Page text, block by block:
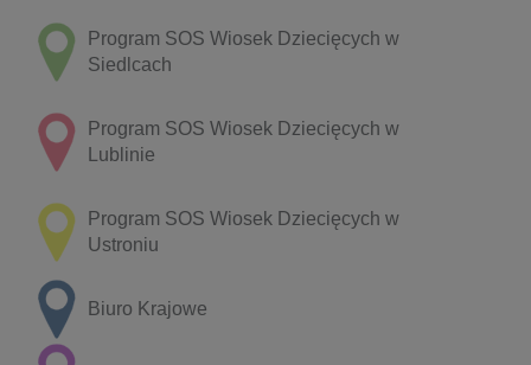
Program SOS Wiosek Dziecięcych w
Siedlcach
Program SOS Wiosek Dziecięcych w
Lublinie
Program SOS Wiosek Dziecięcych w
Ustroniu
Biuro Krajowe